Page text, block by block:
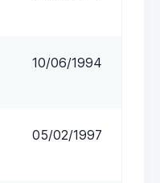
10/06/1994
05/02/1997